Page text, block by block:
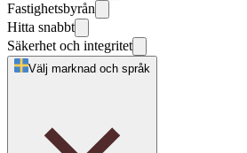
Fastighetsbyrån
Hitta snabbt
Säkerhet och integritet
Välj marknad och språk